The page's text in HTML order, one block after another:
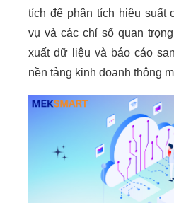
tích để phân tích hiệu suất
vụ và các chỉ số quan
xuất dữ liệu và báo cáo
nền tảng kinh doanh thông